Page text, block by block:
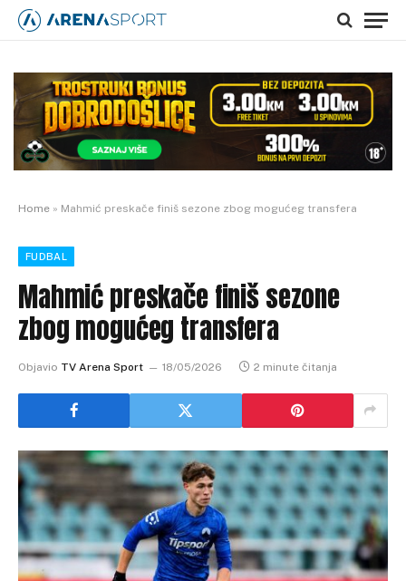
Home » Mahmić preskače finiš sezone zbog mogućeg transfera
FUDBAL
Mahmić preskače finiš sezone
zbog mogućeg transfera
Objavio TV Arena Sport 18/05/2026 2 minute čitanja